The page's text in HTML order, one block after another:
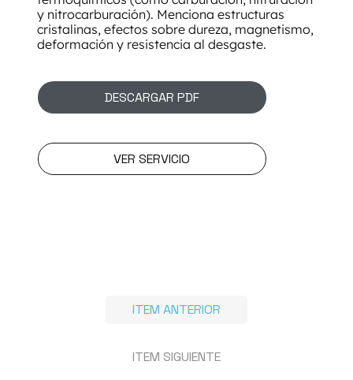
ITEM ANTERIOR
ITEM SIGUIENTE
y nitrocarburación). Menciona estructuras
cristalinas, efectos sobre dureza, magnetismo,
deformación y resistencia al desgaste.
DESCARGAR PDF
VER SERVICIO